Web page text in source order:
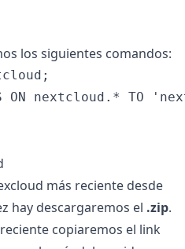
los siguientes comandos:
ON nextcloud.*
más reciente desde
hay descargaremos el .zip.
copiaremos el link